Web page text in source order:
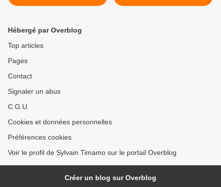
Nkongsamba : Vers un
numérique
du Forum Économique Fès-
Hébergé par Overblog
Top articles
Pages
Contact
Signaler un abus
C.G.U.
Cookies et données personnelles
Préférences cookies
Voir le profil de Sylvain Timamo sur le portail Overblog
Créer un blog sur Overblog